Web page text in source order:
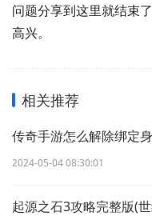
问题分享到这里就结束
高兴。
相关推荐
传奇手游怎么解除绑定
2024-05-04 08:30:01
起源之石3攻略完整版(